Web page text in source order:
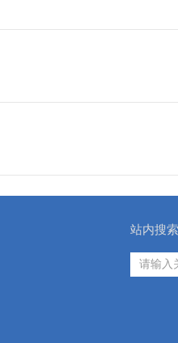
站内搜索